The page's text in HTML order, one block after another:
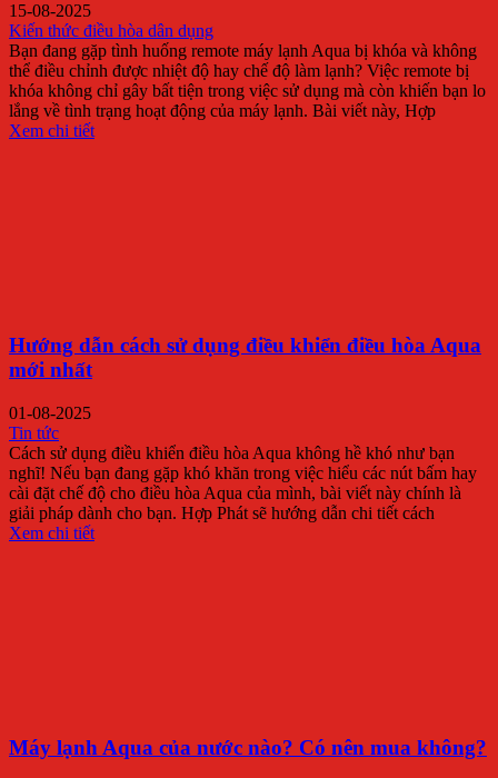
15-08-2025
Kiến thức điều hòa dân dụng
Bạn đang gặp tình huống remote máy lạnh Aqua bị khóa và không
thể điều chỉnh được nhiệt độ hay chế độ làm lạnh? Việc remote bị
khóa không chỉ gây bất tiện trong việc sử dụng mà còn khiến bạn lo
lắng về tình trạng hoạt động của máy lạnh. Bài viết này, Hợp
Xem chi tiết
Hướng dẫn cách sử dụng điều khiển điều hòa Aqua
mới nhất
01-08-2025
Tin tức
Cách sử dụng điều khiển điều hòa Aqua không hề khó như bạn
nghĩ! Nếu bạn đang gặp khó khăn trong việc hiểu các nút bấm hay
cài đặt chế độ cho điều hòa Aqua của mình, bài viết này chính là
giải pháp dành cho bạn. Hợp Phát sẽ hướng dẫn chi tiết cách
Xem chi tiết
Máy lạnh Aqua của nước nào? Có nên mua không?